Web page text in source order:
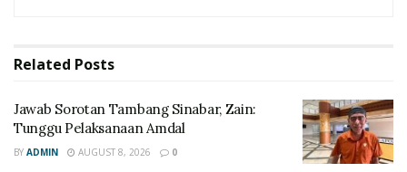
Related Posts
Jawab Sorotan Tambang Sinabar, Zain:
Tunggu Pelaksanaan Amdal
BY ADMIN AUGUST 8, 2026 0